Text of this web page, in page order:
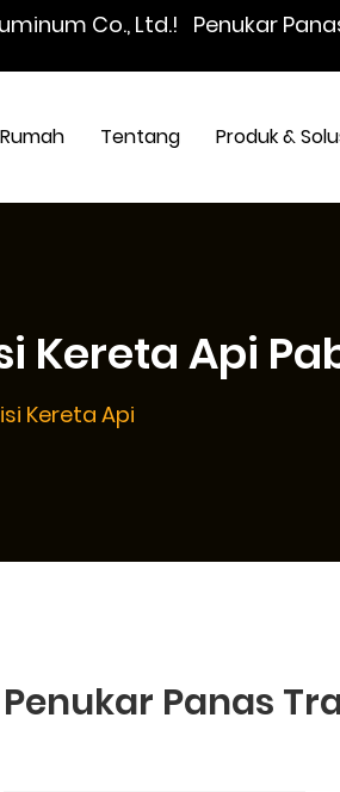
Co., Ltd.! Penukar
Rumah Tentang Produk &
Kereta Api
Kereta Api
Penukar Panas